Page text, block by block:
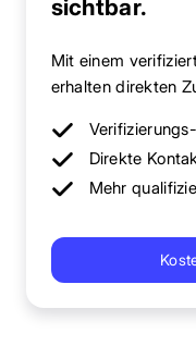
sichtbar.
Mit einem
erhalten direkten
Direkte
Mehr